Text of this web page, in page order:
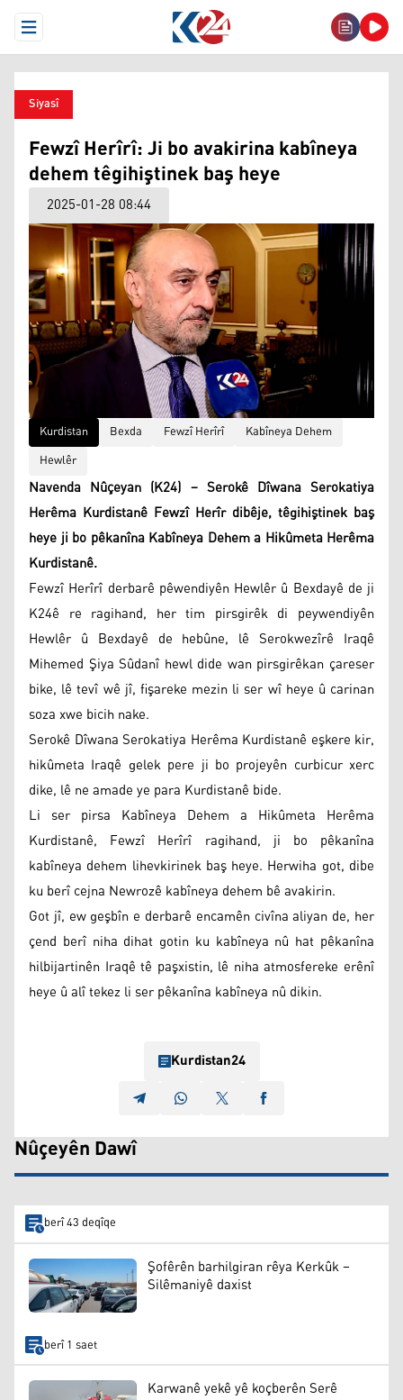
Open Menu
Siyasî
Fewzî Herîrî: Ji bo avakirina kabîneya
dehem têgihiştinek baş heye
2025-01-28 08:44
Kurdistan Bexda Fewzî Herîrî
Kabîneya Dehem
Hewlêr
Navenda Nûçeyan (K24) – Serokê Dîwana Serokatiya
Herêma Kurdistanê Fewzî Herîr dibêje, têgihiştinek baş
heye ji bo pêkanîna Kabîneya Dehem a Hikûmeta Herêma
Kurdistanê.
Fewzî Herîrî derbarê pêwendiyên Hewlêr û Bexdayê de ji
K24ê re ragihand, her tim pirsgirêk di peywendiyên
Hewlêr û Bexdayê de hebûne, lê Serokwezîrê Iraqê
Mihemed Şiya Sûdanî hewl dide wan pirsgirêkan çareser
bike, lê tevî wê jî, fişareke mezin li ser wî heye û carinan
soza xwe bicih nake.
Serokê Dîwana Serokatiya Herêma Kurdistanê eşkere kir,
hikûmeta Iraqê gelek pere ji bo projeyên curbicur xerc
dike, lê ne amade ye para Kurdistanê bide.
Li ser pirsa Kabîneya Dehem a Hikûmeta Herêma
Kurdistanê, Fewzî Herîrî ragihand, ji bo pêkanîna
kabîneya dehem lihevkirinek baş heye. Herwiha got, dibe
ku berî cejna Newrozê kabîneya dehem bê avakirin.
Got jî, ew geşbîn e derbarê encamên civîna aliyan de, her
çend berî niha dihat gotin ku kabîneya nû hat pêkanîna
hilbijartinên Iraqê tê paşxistin, lê niha atmosfereke erênî
heye û alî tekez li ser pêkanîna kabîneya nû dikin.
Kurdistan24
Nûçeyên Dawî
berî 43 deqîqe
Şofêrên barhilgiran rêya Kerkûk –
Silêmaniyê daxist
berî 1 saet
Karwanê yekê yê koçberên Serê